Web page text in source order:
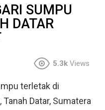
SUMPU
DATAR
5.3k Views
terletak di
Datar, Sumatera